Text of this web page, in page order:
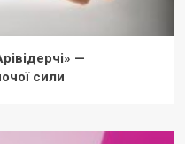
—
сили